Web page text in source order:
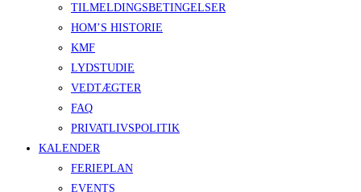
TILMELDINGSBETINGELSER
HOM’S HISTORIE
KMF
LYDSTUDIE
VEDTÆGTER
FAQ
PRIVATLIVSPOLITIK
KALENDER
FERIEPLAN
EVENTS